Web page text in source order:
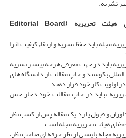
نشریه.
هیئت تحریریه (
Editorial Board
مجله باید حفظ نشریه و ارتقاء کیفیت آن­را
باید در جهت معرفی هرچه بیشتر نشریه
بکوشند و چاپ مقالات از دانشگاه­ های
اولویت کار خود قرار دهند.
نباید در چاپ مقالات خود دچار حس
و قبول یا رد یک مقاله پس از کسب نظر
هیئت تحریریه مجله است.
مجله بایستی از نظر حرفه­ ای صاحب­ نظر،